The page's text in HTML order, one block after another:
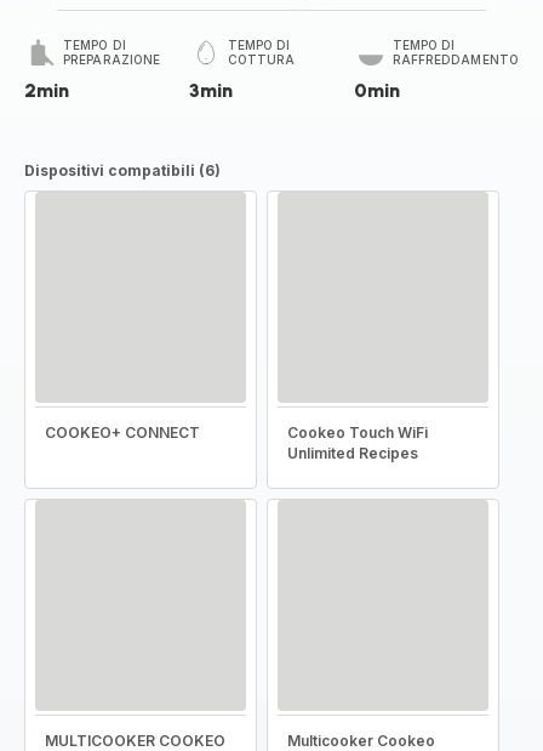
TEMPO DI
PREPARAZIONE
2min
TEMPO DI
COTTURA
3min
TEMPO DI
RAFFREDDAMENTO
0min
Dispositivi compatibili (6)
COOKEO+ CONNECT
Cookeo Touch WiFi
Unlimited Recipes
MULTICOOKER COOKEO
Multicooker Cookeo